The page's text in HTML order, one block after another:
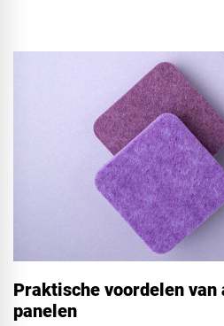
Praktische voordelen van
panelen